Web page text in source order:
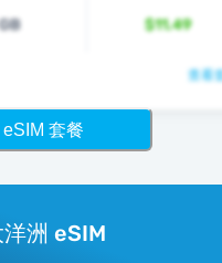
$11.49
查看
套餐
洲 eSIM